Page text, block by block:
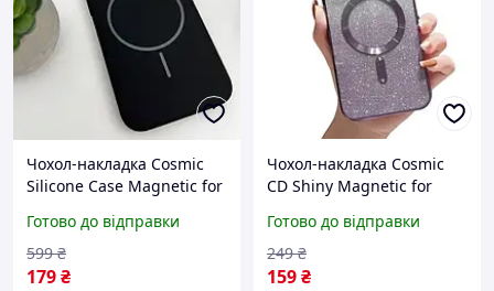
Чохол-накладка Cosmic
Silicone Case Magnetic for
(SilMag11-18)
Готово до відправки
179₴
599 ₴
Чохол-накладка Cosmic
CD Shiny Magnetic for
Purple
Готово до відправки
159₴
249 ₴